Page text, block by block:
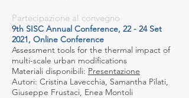
Partecipazione al convegno
9th SISC Annual Conference, 22 - 24 Set
2021, Online Conference
Assessment tools for the thermal impact of
multi-scale urban modifications
Materiali disponibili: Presentazione
Autori: Cristina Lavecchia, Samantha Pilati,
Giuseppe Frustaci, Enea Montoli